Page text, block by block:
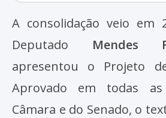
A consolidação veio em
Deputado Mendes
apresentou o Projeto
Aprovado em todas as
Câmara e do Senado, o